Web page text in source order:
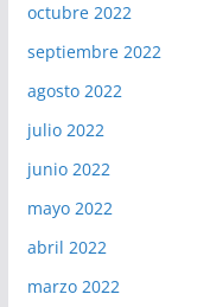
octubre 2022
septiembre 2022
agosto 2022
julio 2022
junio 2022
mayo 2022
abril 2022
marzo 2022